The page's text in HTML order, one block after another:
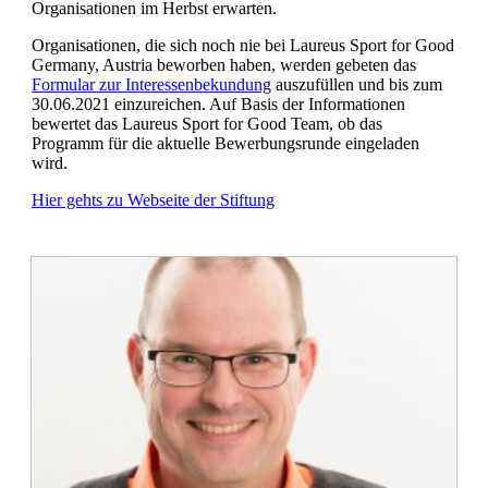
Organisationen im Herbst erwarten.
Organisationen, die sich noch nie bei Laureus Sport for Good
Germany, Austria beworben haben, werden gebeten das
Formular zur Interessenbekundung auszufüllen und bis zum
30.06.2021 einzureichen. Auf Basis der Informationen
bewertet das Laureus Sport for Good Team, ob das
Programm für die aktuelle Bewerbungsrunde eingeladen
wird.
Hier gehts zu Webseite der Stiftung